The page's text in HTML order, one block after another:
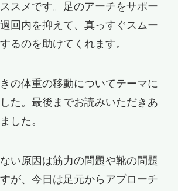
スメです。足のアーチをサポー
回内を抑えて、真っすぐスムー
るのを助けてくれます。
の体重の移動についてテーマに
た。最後までお読みいただきあ
した。
い原因は筋力の問題や靴の問題
が、今日は足元からアプローチ